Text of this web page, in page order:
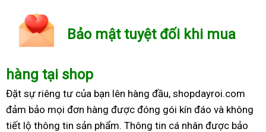
Bảo mật tuyệt đối khi mua
hàng tại shop
Đặt sự riêng tư của bạn lên hàng đầu, shopdayroi.com
đảm bảo mọi đơn hàng được đóng gói kín đáo và không
tiết lộ thông tin sản phẩm. Thông tin cá nhân được bảo